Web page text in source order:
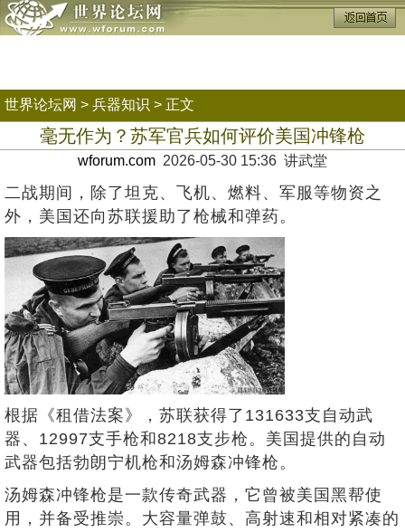
世界论坛网 > 兵器知识 > 正文
毫无作为？苏军官兵如何评价美国冲锋枪
wforum.com 2026-05-30 15:36 讲武堂
二战期间，除了坦克、飞机、燃料、军服等物资之
外，美国还向苏联援助了枪械和弹药。
根据《租借法案》，苏联获得了131633支自动武
器、12997支手枪和8218支步枪。美国提供的自动
武器包括勃朗宁机枪和汤姆森冲锋枪。
汤姆森冲锋枪是一款传奇武器，它曾被美国黑帮使
用，并备受推崇。大容量弹鼓、高射速和相对紧凑的